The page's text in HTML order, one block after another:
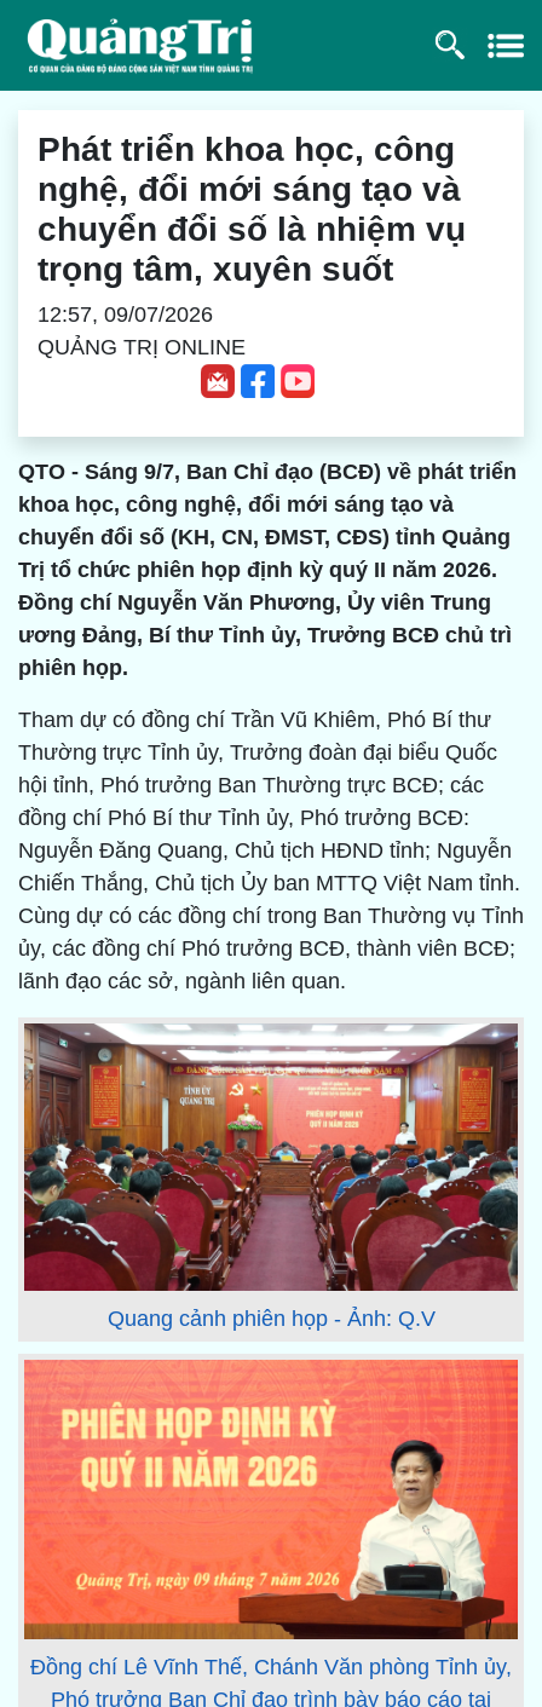
Phát triển khoa học, công
nghệ, đổi mới sáng tạo và
chuyển đổi số là nhiệm vụ
trọng tâm, xuyên suốt
12:57, 09/07/2026
QUẢNG TRỊ ONLINE
QTO - Sáng 9/7, Ban Chỉ đạo (BCĐ) về phát triển
khoa học, công nghệ, đổi mới sáng tạo và
chuyển đổi số (KH, CN, ĐMST, CĐS) tỉnh Quảng
Trị tổ chức phiên họp định kỳ quý II năm 2026.
Đồng chí Nguyễn Văn Phương, Ủy viên Trung
ương Đảng, Bí thư Tỉnh ủy, Trưởng BCĐ chủ trì
phiên họp.
Tham dự có đồng chí Trần Vũ Khiêm, Phó Bí thư
Thường trực Tỉnh ủy, Trưởng đoàn đại biểu Quốc
hội tỉnh, Phó trưởng Ban Thường trực BCĐ; các
đồng chí Phó Bí thư Tỉnh ủy, Phó trưởng BCĐ:
Nguyễn Đăng Quang, Chủ tịch HĐND tỉnh; Nguyễn
Chiến Thắng, Chủ tịch Ủy ban MTTQ Việt Nam tỉnh.
Cùng dự có các đồng chí trong Ban Thường vụ Tỉnh
ủy, các đồng chí Phó trưởng BCĐ, thành viên BCĐ;
lãnh đạo các sở, ngành liên quan.
Quang cảnh phiên họp - Ảnh: Q.V
Đồng chí Lê Vĩnh Thế, Chánh Văn phòng Tỉnh ủy,
Phó trưởng Ban Chỉ đạo trình bày báo cáo tại